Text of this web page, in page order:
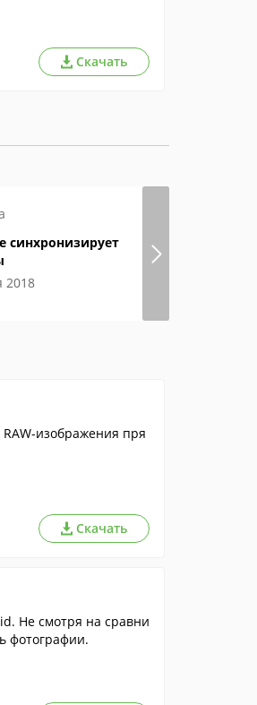
Скачать
синхронизирует
2018
изображения пря
Скачать
Не смотря на сравни
фотографии.